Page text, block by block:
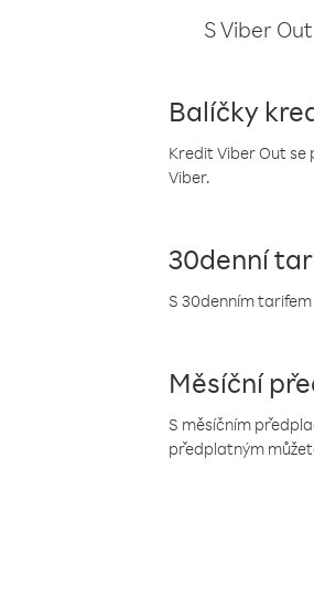
S Viber
Balíčky
Kredit Viber Out se
Viber.
30denní
S 30denním
Měsíční
S měsíčním
předplatným